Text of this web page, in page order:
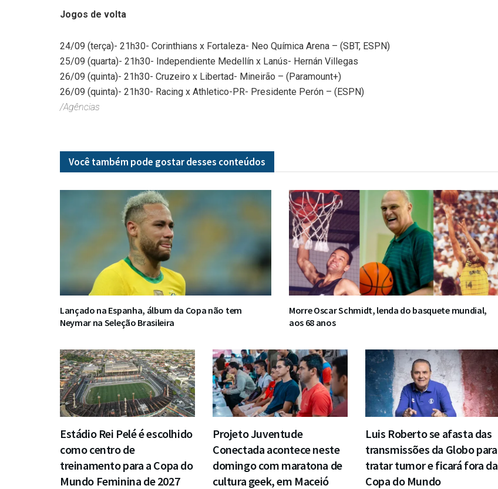
Jogos de volta
24/09 (terça)- 21h30- Corinthians x Fortaleza- Neo Química Arena – (SBT, ESPN)
25/09 (quarta)- 21h30- Independiente Medellín x Lanús- Hernán Villegas
26/09 (quinta)- 21h30- Cruzeiro x Libertad- Mineirão – (Paramount+)
26/09 (quinta)- 21h30- Racing x Athletico-PR- Presidente Perón – (ESPN)
/Agências
Você também pode gostar desses conteúdos
Lançado na Espanha, álbum da Copa não tem
Neymar na Seleção Brasileira
Morre Oscar Schmidt, lenda do basquete mundial,
aos 68 anos
Estádio Rei Pelé é escolhido
como centro de
treinamento para a Copa do
Mundo Feminina de 2027
Projeto Juventude
Conectada acontece neste
domingo com maratona de
cultura geek, em Maceió
Luis Roberto se afasta das
transmissões da Globo para
tratar tumor e ficará fora da
Copa do Mundo